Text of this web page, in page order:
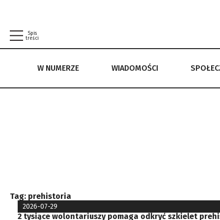
Spis
treści
W NUMERZE WIADOMOŚCI
W NUMERZE WIADOMOŚCI SPOŁECZEŃSTWO
Tag: prehistoria
2026-07-29
2 tysiące wolontariuszy pomaga odkryć szkielet